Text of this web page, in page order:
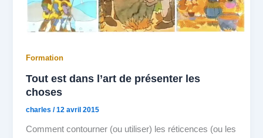
Formation
Tout est dans l’art de présenter les
choses
charles/12 avril 2015
Comment contourner (ou utiliser) les réticences (ou les